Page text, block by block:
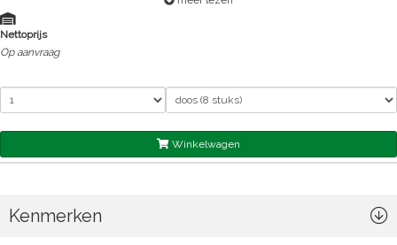
Nettoprijs
Op aanvraag
Winkelwagen
Kenmerken